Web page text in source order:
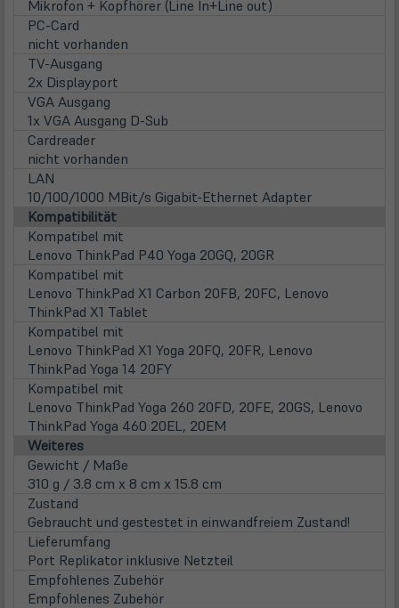
Mikrofon + Kopfhörer (Line In+Line out)
PC-Card
nicht vorhanden
TV-Ausgang
2x Displayport
VGA Ausgang
1x VGA Ausgang D-Sub
Cardreader
nicht vorhanden
LAN
10/100/1000 MBit/s Gigabit-Ethernet Adapter
Kompatibilität
Kompatibel mit
Lenovo ThinkPad P40 Yoga 20GQ, 20GR
Kompatibel mit
Lenovo ThinkPad X1 Carbon 20FB, 20FC, Lenovo
ThinkPad X1 Tablet
Kompatibel mit
Lenovo ThinkPad X1 Yoga 20FQ, 20FR, Lenovo
ThinkPad Yoga 14 20FY
Kompatibel mit
Lenovo ThinkPad Yoga 260 20FD, 20FE, 20GS, Lenovo
ThinkPad Yoga 460 20EL, 20EM
Weiteres
Gewicht / Maße
310 g / 3.8 cm x 8 cm x 15.8 cm
Zustand
Gebraucht und gestestet in einwandfreiem Zustand!
Lieferumfang
Port Replikator inklusive Netzteil
Empfohlenes Zubehör
Empfohlenes Zubehör